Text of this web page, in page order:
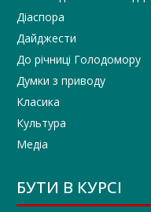
Діаспора
Дайджести
До річниці Голодомору
Думки з приводу
Класика
Культура
Медіа
БУТИ В КУРСІ